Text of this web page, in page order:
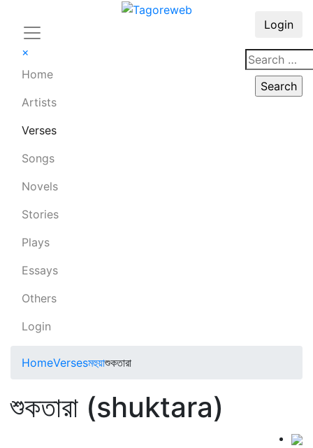
×
Home
Artists
Verses
Songs
Novels
Stories
Plays
Essays
Others
Login
Login
HomeVersesমহুয়াশুকতারা
শুকতারা (shuktara)